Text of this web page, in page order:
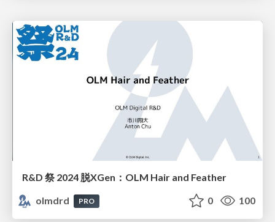
R&D 祭 2024 脱XGen：OLM Hair and Feather
olmdrd
PRO 0 100